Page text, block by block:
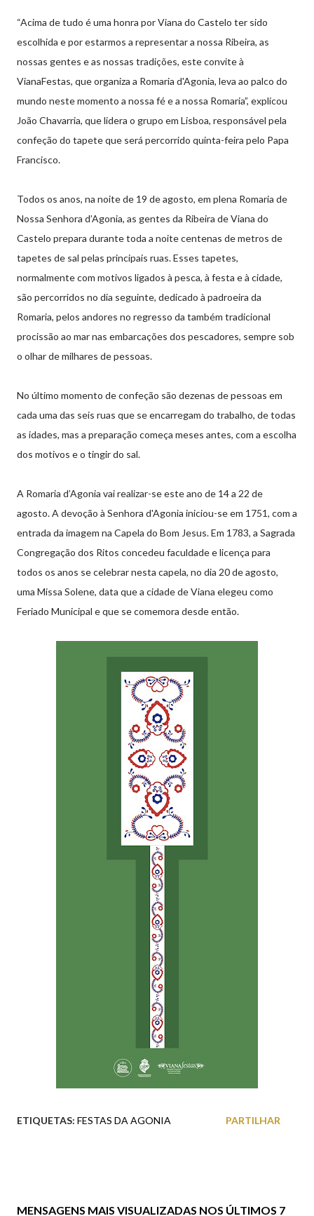
“Acima de tudo é uma honra por Viana do Castelo ter sido
escolhida e por estarmos a representar a nossa Ribeira, as
nossas gentes e as nossas tradições, este convite à
VianaFestas, que organiza a Romaria d'Agonia, leva ao palco do
mundo neste momento a nossa fé e a nossa Romaria”, explicou
João Chavarria, que lidera o grupo em Lisboa, responsável pela
confeção do tapete que será percorrido quinta-feira pelo Papa
Francisco.
Todos os anos, na noite de 19 de agosto, em plena Romaria de
Nossa Senhora d’Agonia, as gentes da Ribeira de Viana do
Castelo prepara durante toda a noite centenas de metros de
tapetes de sal pelas principais ruas. Esses tapetes,
normalmente com motivos ligados à pesca, à festa e à cidade,
são percorridos no dia seguinte, dedicado à padroeira da
Romaria, pelos andores no regresso da também tradicional
procissão ao mar nas embarcações dos pescadores, sempre sob
o olhar de milhares de pessoas.
No último momento de confeção são dezenas de pessoas em
cada uma das seis ruas que se encarregam do trabalho, de todas
as idades, mas a preparação começa meses antes, com a escolha
dos motivos e o tingir do sal.
A Romaria d’Agonia vai realizar-se este ano de 14 a 22 de
agosto. A devoção à Senhora d'Agonia iniciou-se em 1751, com a
entrada da imagem na Capela do Bom Jesus. Em 1783, a Sagrada
Congregação dos Ritos concedeu faculdade e licença para
todos os anos se celebrar nesta capela, no dia 20 de agosto,
uma Missa Solene, data que a cidade de Viana elegeu como
Feriado Municipal e que se comemora desde então.
ETIQUETAS: FESTAS DA AGONIA PARTILHAR
MENSAGENS MAIS VISUALIZADAS NOS ÚLTIMOS 7